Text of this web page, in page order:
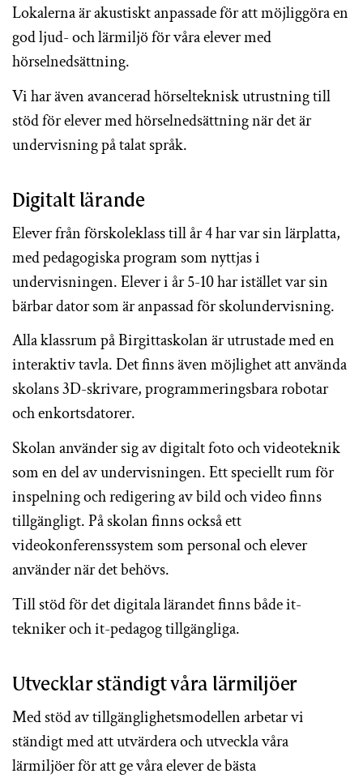
Lokalerna är akustiskt anpassade för att möjliggöra en
god ljud- och lärmiljö för våra elever med
hörselnedsättning.
Vi har även avancerad hörselteknisk utrustning till
stöd för elever med hörselnedsättning när det är
undervisning på talat språk.
Digitalt lärande
Elever från förskoleklass till år 4 har var sin lärplatta,
med pedagogiska program som nyttjas i
undervisningen. Elever i år 5-10 har istället var sin
bärbar dator som är anpassad för skolundervisning.
Alla klassrum på Birgittaskolan är utrustade med en
interaktiv tavla. Det finns även möjlighet att använda
skolans 3D-skrivare, programmeringsbara robotar
och enkortsdatorer.
Skolan använder sig av digitalt foto och videoteknik
som en del av undervisningen. Ett speciellt rum för
inspelning och redigering av bild och video finns
tillgängligt. På skolan finns också ett
videokonferenssystem som personal och elever
använder när det behövs.
Till stöd för det digitala lärandet finns både it-
tekniker och it-pedagog tillgängliga.
Utvecklar ständigt våra lärmiljöer
Med stöd av tillgänglighetsmodellen arbetar vi
ständigt med att utvärdera och utveckla våra
lärmiljöer för att ge våra elever de bästa